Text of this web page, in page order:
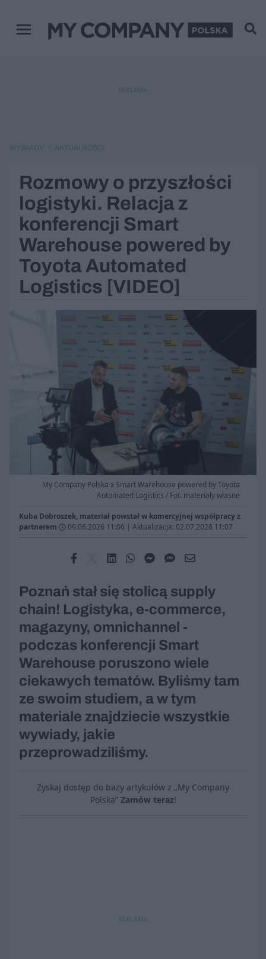
Menu główne
Rozmowy o przyszłości
logistyki. Relacja z
konferencji Smart
Warehouse powered by
Toyota Automated
Logistics [VIDEO]
My Company Polska x Smart Warehouse powered by Toyota
Automated Logistics / Fot. materiały własne
Kuba Dobroszek, materiał powstał w komercyjnej współpracy z
partnerem
09.06.2026 11:06 | Aktualizacja: 02.07.2026 11:07
Poznań stał się stolicą supply
chain! Logistyka, e-commerce,
magazyny, omnichannel -
podczas konferencji Smart
Warehouse poruszono wiele
ciekawych tematów. Byliśmy tam
ze swoim studiem, a w tym
materiale znajdziecie wszystkie
wywiady, jakie
przeprowadziliśmy.
Zyskaj dostęp do bazy artykułów z „My Company
Polska” Zamów teraz!
REKLAMA